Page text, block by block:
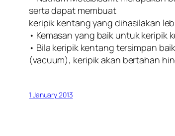
serta dapat membuat
keripik kentang yang dihasilakan
• Kemasan yang baik untuk keripik
• Bila keripik kentang tersimpan
(vacuum), keripik akan bertahan
1 January 2013